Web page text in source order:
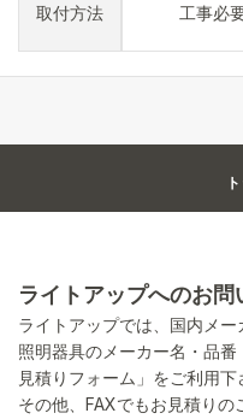
取付方法 工事必
ライトアップへのお問
ライトアップでは、国内メー
照明器具のメーカー名・品
見積りフォーム」をご利用下
その他、FAXでもお見積り